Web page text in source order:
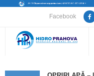
Facebook